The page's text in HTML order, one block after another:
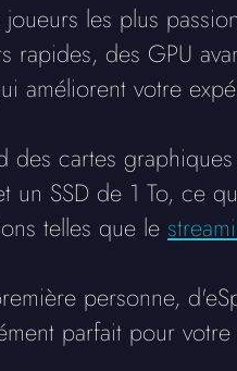
les plus
rapides, des GPU
améliorent votre
cartes
un SSD de 1 To, ce
telles que le
personne,
parfait pour